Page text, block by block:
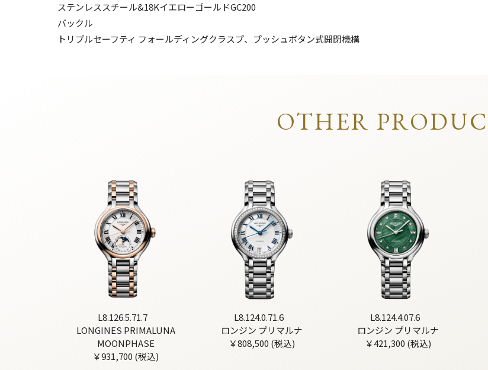
ステンレススチール&18KイエローゴールドGC200
バックル
トリプルセーフティ フォールディングクラスプ、プッシュボタン式開閉機構
OTHER
L8.126.5.71.7
LONGINES PRIMALUNA
MOONPHASE
￥931,700 (税込)
L8.124.0.71.6
ロンジン プリマルナ
￥808,500 (税込)
L8.124.4.07.6
ロンジン プリマルナ
￥421,300 (税込)